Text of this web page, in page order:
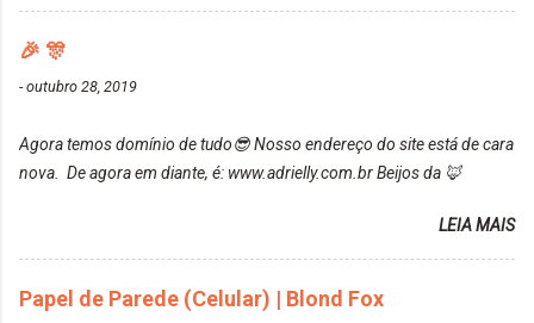
ficou um rosa antigo, cobriu muito bem e não
de inúmeras lavagens, meu cabelo teve um bom
desbotamento da cor, ele ficou um rosa bem suave,
DekapColor. Adorei o resultado da limpeza. Ficou
🎉 🎊
-outubro 28, 2019
Agora temos domínio de tudo😎 Nosso endereço do site está de cara
nova. De agora em diante, é: www.adrielly.com.br Beijos da 🦊
LEIA MAIS
Papel de Parede (Celular) | Blond Fox